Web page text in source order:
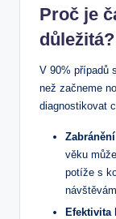
Proč je
důležitá?
V 90% případů
než začneme
diagnostikovat
věku
potíže s
Efektivita